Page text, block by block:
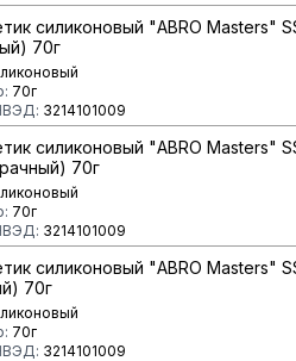
силиконовый "ABRO Masters"
70г
70г
3214101009
силиконовый "ABRO Masters"
70г
70г
3214101009
силиконовый "ABRO Masters"
70г
70г
3214101009